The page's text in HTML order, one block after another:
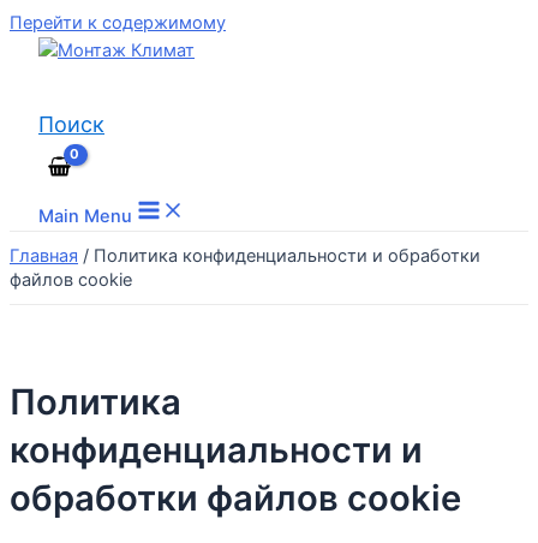
Перейти к содержимому
Поиск
Main Menu
Главная / Политика конфиденциальности и обработки
файлов cookie
Политика
конфиденциальности и
обработки файлов cookie